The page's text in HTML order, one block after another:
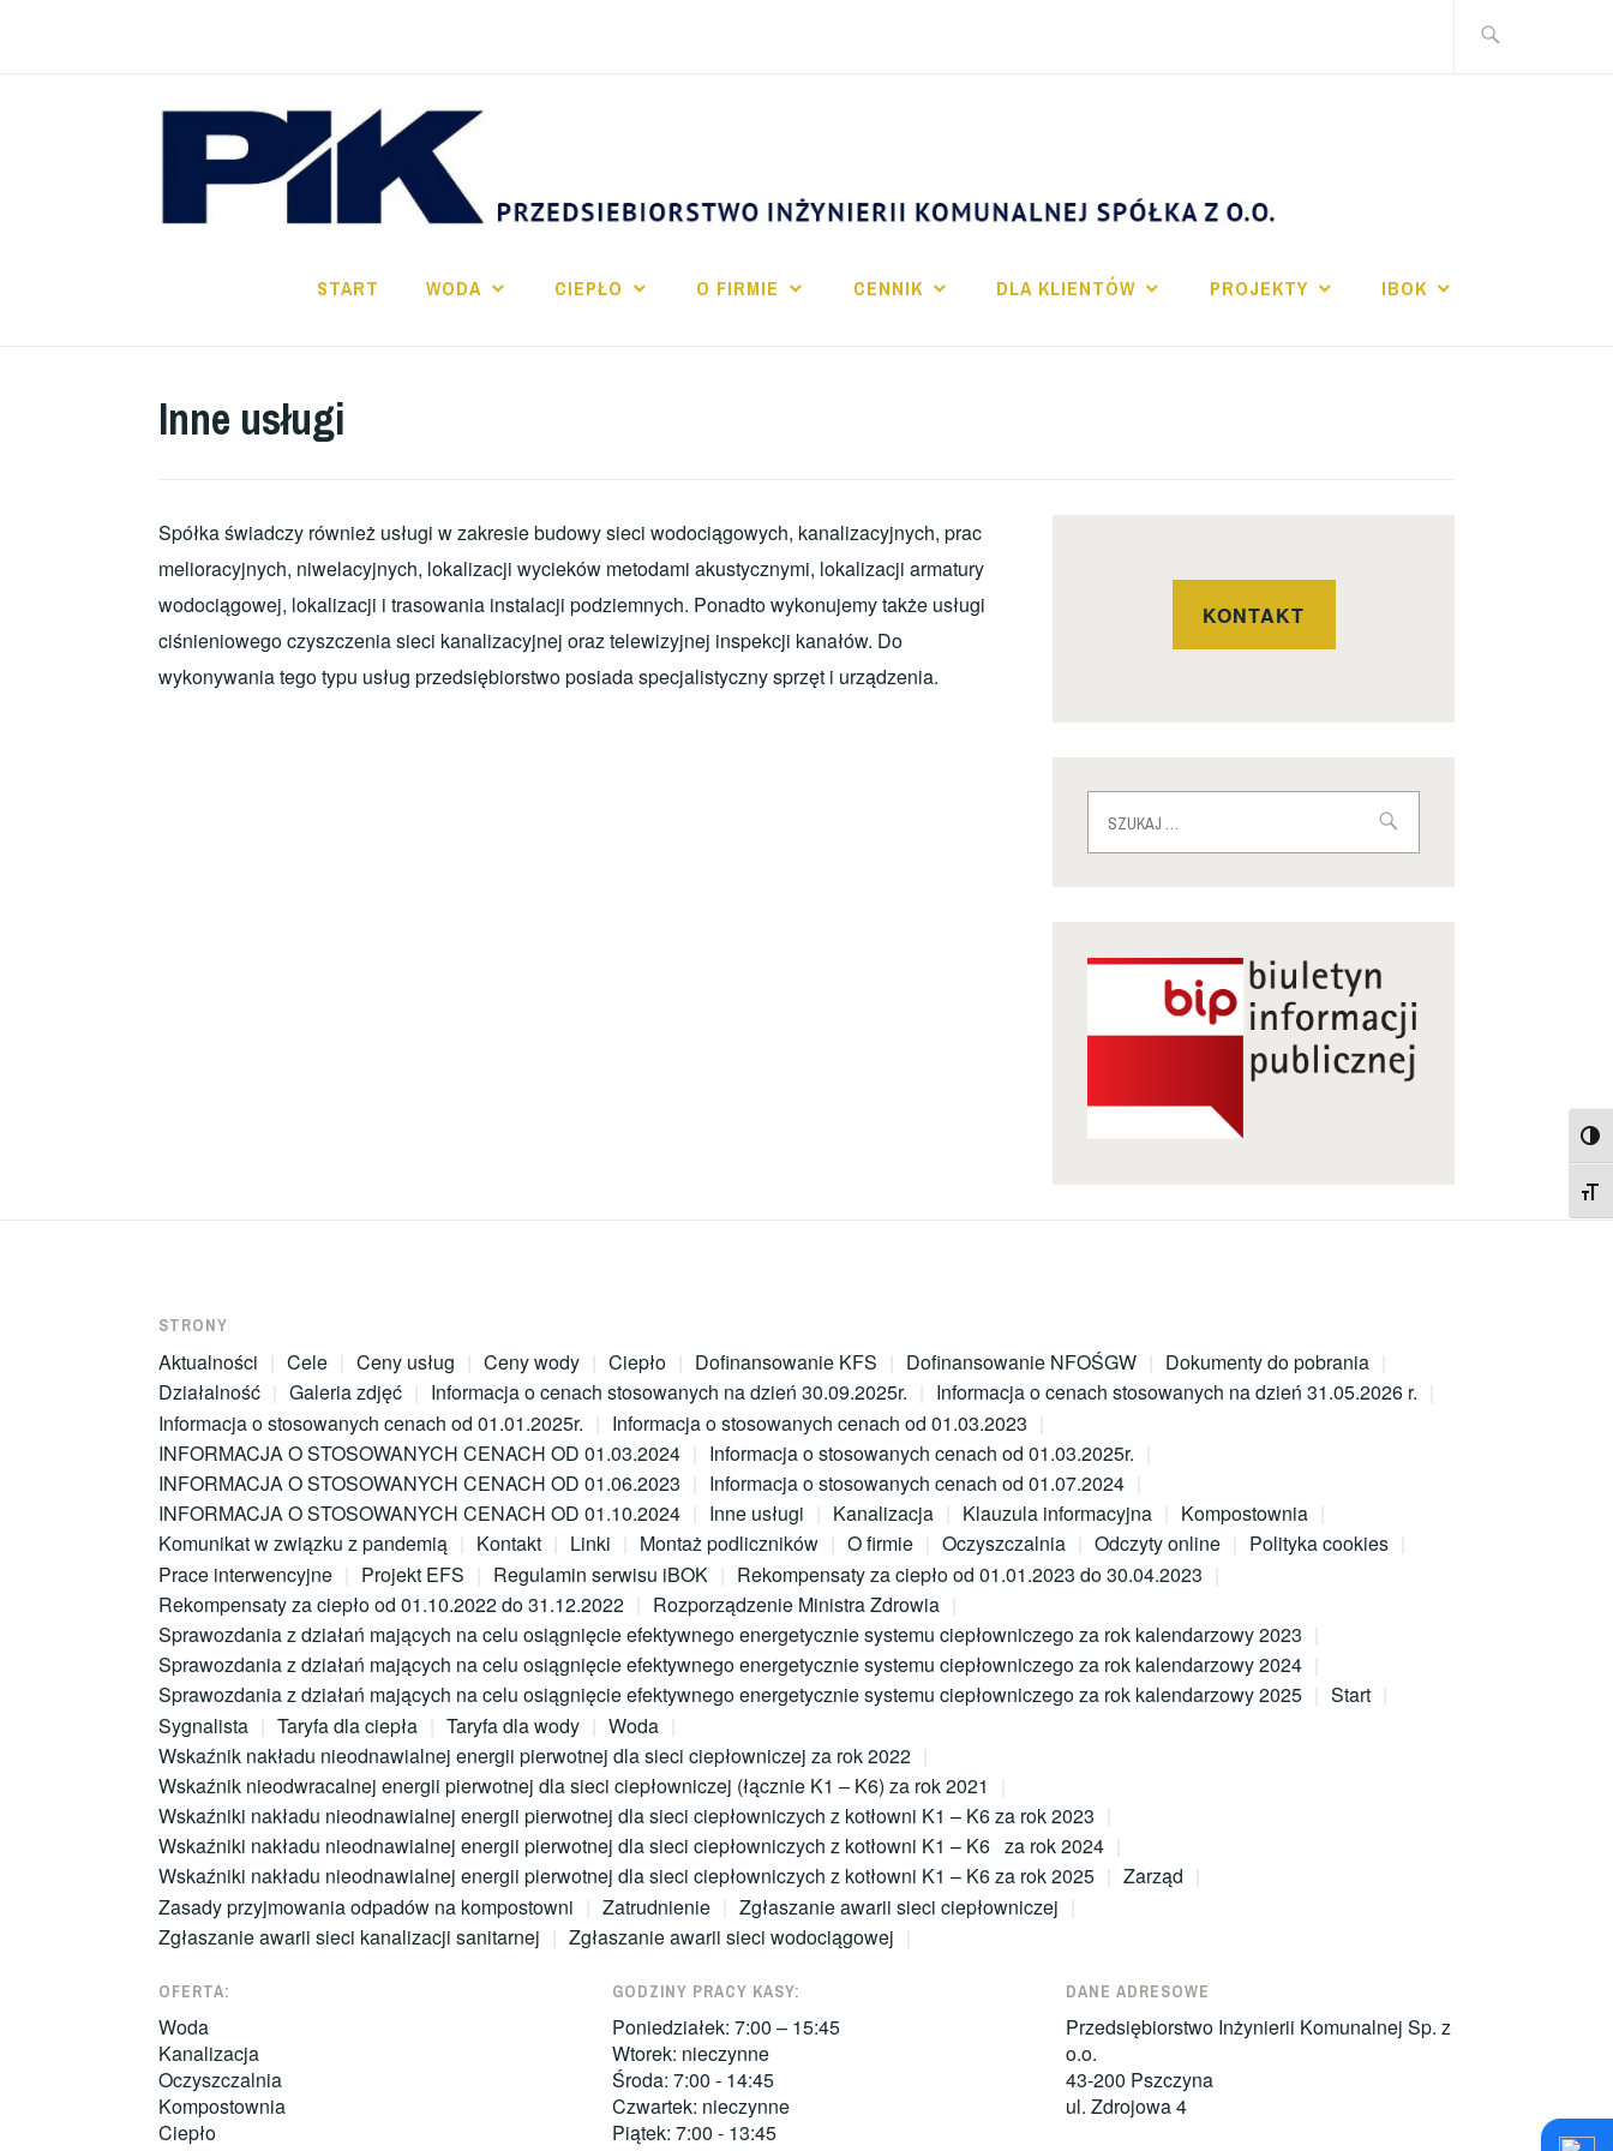
START WODA CIEPŁO O FIRMIE CENNIK DLA KLIENTÓW PROJEKTY IBOK
Inne usługi
Spółka świadczy również usługi w zakresie budowy sieci wodociągowych, kanalizacyjnych, prac
melioracyjnych, niwelacyjnych, lokalizacji wycieków metodami akustycznymi, lokalizacji armatury
wodociągowej, lokalizacji i trasowania instalacji podziemnych. Ponadto wykonujemy także usługi
ciśnieniowego czyszczenia sieci kanalizacyjnej oraz telewizyjnej inspekcji kanałów. Do
wykonywania tego typu usług przedsiębiorstwo posiada specjalistyczny sprzęt i urządzenia.
KONTAKT
STRONY
Aktualności Cele Ceny usług Ceny wody Ciepło Dofinansowanie KFS Dofinansowanie NFOŚGW
Dokumenty do pobrania
Działalność
Galeria zdjęć Informacja o cenach stosowanych na dzień 30.09.2025r.
Informacja o cenach stosowanych na dzień 31.05.2026 r.
Informacja o stosowanych cenach od 01.01.2025r.
Informacja o stosowanych cenach od 01.03.2023
INFORMACJA O STOSOWANYCH CENACH OD 01.03.2024
Informacja o stosowanych cenach od 01.03.2025r.
INFORMACJA O STOSOWANYCH CENACH OD 01.06.2023
Informacja o stosowanych cenach od 01.07.2024
INFORMACJA O STOSOWANYCH CENACH OD 01.10.2024
Inne usługi Kanalizacja Klauzula informacyjna
Kompostownia
Komunikat w związku z pandemią
Kontakt Linki Montaż podliczników O firmie Oczyszczalnia Odczyty online
Polityka cookies
Prace interwencyjne
Projekt EFS Regulamin serwisu iBOK
Rekompensaty za ciepło od 01.01.2023 do 30.04.2023
Rekompensaty za ciepło od 01.10.2022 do 31.12.2022
Rozporządzenie Ministra Zdrowia
Sprawozdania z działań mających na celu osiągnięcie efektywnego energetycznie systemu ciepłowniczego za rok kalendarzowy 2023
Sprawozdania z działań mających na celu osiągnięcie efektywnego energetycznie systemu ciepłowniczego za rok kalendarzowy 2024
Sprawozdania z działań mających na celu osiągnięcie efektywnego energetycznie systemu ciepłowniczego za rok kalendarzowy 2025
Start
Sygnalista
Taryfa dla ciepła Taryfa dla wody
Woda
Wskaźnik nakładu nieodnawialnej energii pierwotnej dla sieci ciepłowniczej za rok 2022
Wskaźnik nieodwracalnej energii pierwotnej dla sieci ciepłowniczej (łącznie K1 – K6) za rok 2021
Wskaźniki nakładu nieodnawialnej energii pierwotnej dla sieci ciepłowniczych z kotłowni K1 – K6 za rok 2023
Wskaźniki nakładu nieodnawialnej energii pierwotnej dla sieci ciepłowniczych z kotłowni K1 – K6 za rok 2024
Wskaźniki nakładu nieodnawialnej energii pierwotnej dla sieci ciepłowniczych z kotłowni K1 – K6 za rok 2025
Zarząd
Zasady przyjmowania odpadów na kompostowni
Zatrudnienie
Zgłaszanie awarii sieci ciepłowniczej
Zgłaszanie awarii sieci kanalizacji sanitarnej
Zgłaszanie awarii sieci wodociągowej
OFERTA:
Woda
Kanalizacja
Oczyszczalnia
Kompostownia
Ciepło
GODZINY PRACY KASY:
Poniedziałek: 7:00 – 15:45
Wtorek: nieczynne
Środa: 7:00 - 14:45
Czwartek: nieczynne
Piątek: 7:00 - 13:45
DANE ADRESOWE
Przedsiębiorstwo Inżynierii Komunalnej Sp. z
o.o.
43-200 Pszczyna
ul. Zdrojowa 4